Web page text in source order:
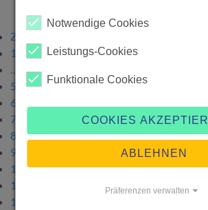
Zurück
1
5
6
7
8
9
10
11
12
Notwendige Cookies
Leistungs-Cookies
Funktionale Cookies
COOKIES
ABLEHNEN
Präferenzen verwalten